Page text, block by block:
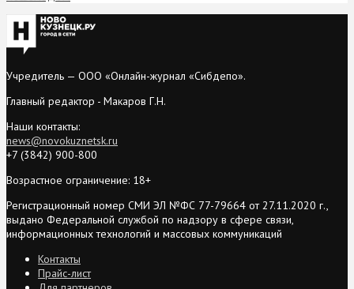
Учредитель — ООО «Онлайн-журнал «Сибдепо».
Главный редактор - Макаров Г.Н.
Наши контакты:
news@novokuznetsk.ru
+7 (3842) 900-800
Возрастное ограничение: 18+
Регистрационный номер СМИ ЭЛ №ФС 77-79664 от 27.11.2020 г.,
выдано Федеральной службой по надзору в сфере связи,
информационных технологий и массовых коммуникаций
Контакты
Прайс-лист